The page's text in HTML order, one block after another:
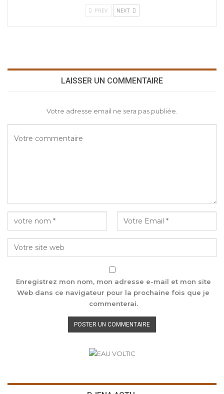
PREV NEXT
LAISSER UN COMMENTAIRE
Votre adresse email ne sera pas publiée.
Enregistrez mon nom, mon adresse e-mail et mon site
Web dans ce navigateur pour la prochaine fois que je
commenterai.